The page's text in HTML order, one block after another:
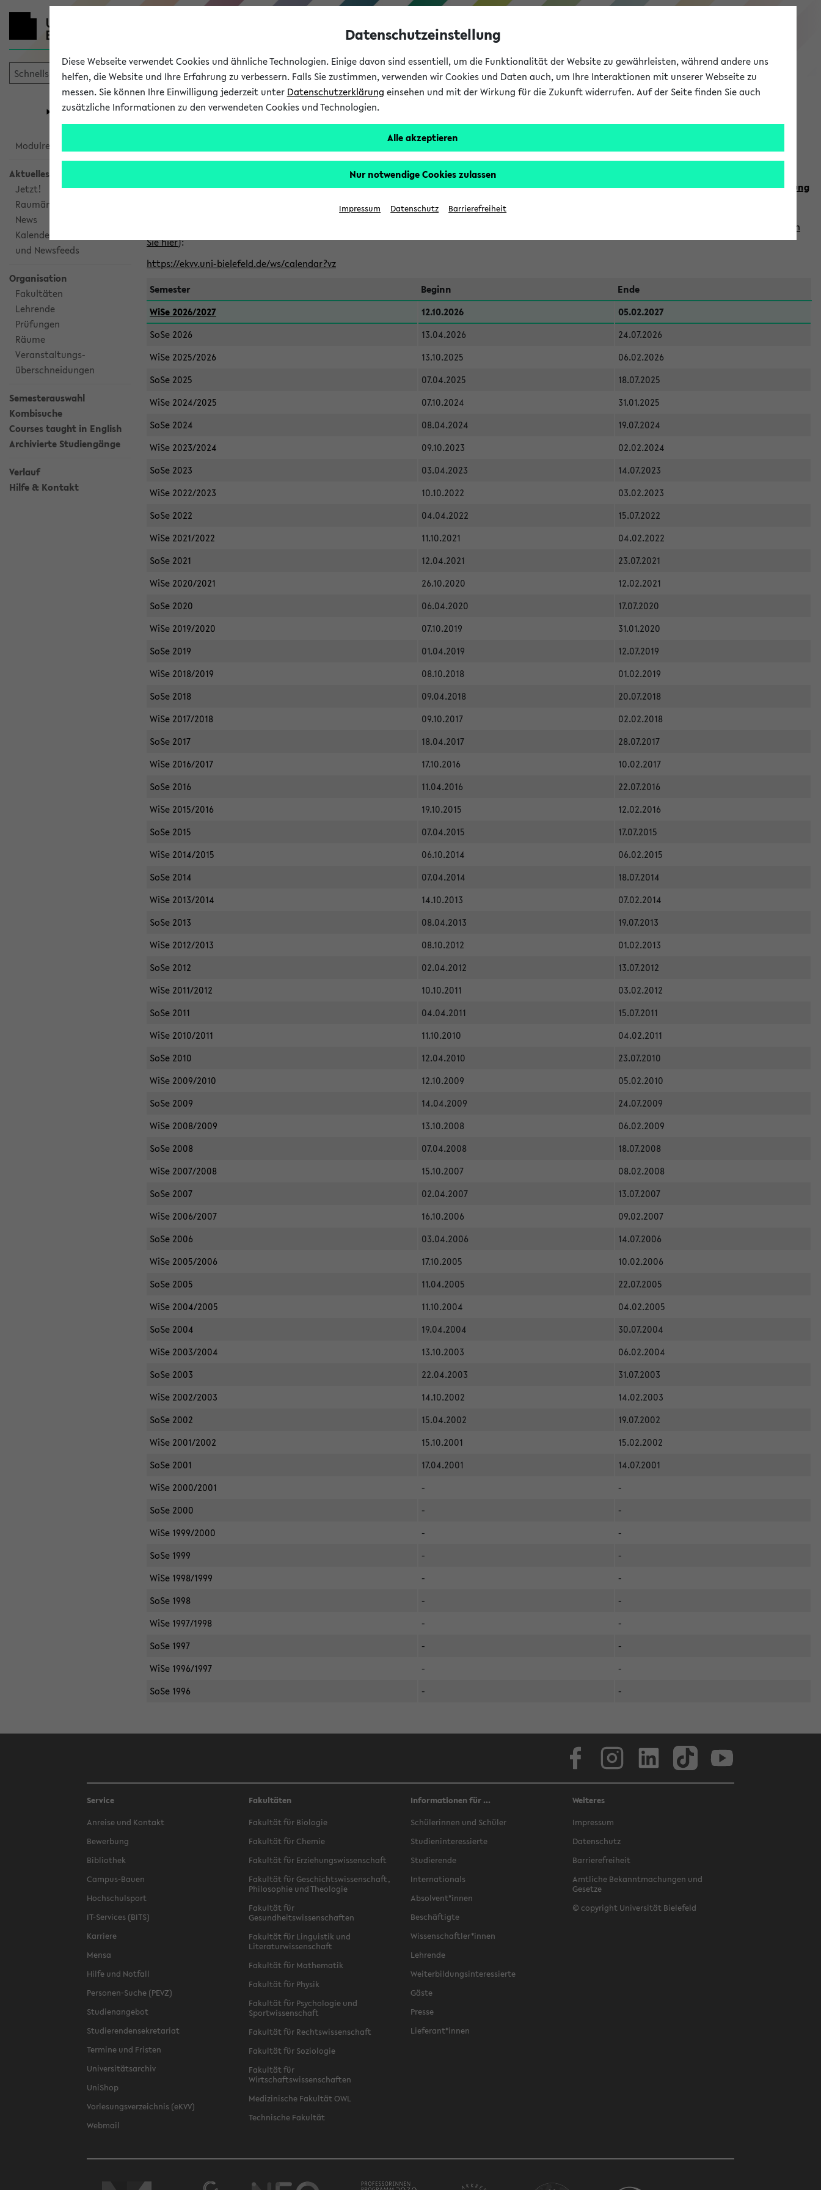
eKVV
Universität Forschung Studium
eKVV
Modulrecherche
Aktuelles
Jetzt!
Raumänderungen
News
Kalenderintegration
und Newsfeeds
Organisation
Fakultäten
Lehrende
Prüfungen
Räume
Veranstaltungs-
überschneidungen
Semesterauswahl
Kombisuche
Courses taught in English
Archivierte Studiengänge
Verlauf
Hilfe & Kontakt
Alle veröffentlichten Semester im eKVV
Klicken Sie auf das Semester, welches Sie für Ihre Sitzung auswählen möchten. Bitte beachten Sie auch die weiteren Termine imKalender der Lehrplanung
finden
Sie hier):
https://ekvv.uni-bielefeld.de/ws/calendar?vz
Semester
Beginn
Ende
WiSe 2026/2027
12.10.2026
05.02.2027
SoSe 2026
13.04.2026
24.07.2026
WiSe 2025/2026
13.10.2025
06.02.2026
SoSe 2025
07.04.2025
18.07.2025
WiSe 2024/2025
07.10.2024
31.01.2025
SoSe 2024
08.04.2024
19.07.2024
WiSe 2023/2024
09.10.2023
02.02.2024
SoSe 2023
03.04.2023
14.07.2023
WiSe 2022/2023
10.10.2022
03.02.2023
SoSe 2022
04.04.2022
15.07.2022
WiSe 2021/2022
11.10.2021
04.02.2022
SoSe 2021
12.04.2021
23.07.2021
WiSe 2020/2021
26.10.2020
12.02.2021
SoSe 2020
06.04.2020
17.07.2020
WiSe 2019/2020
07.10.2019
31.01.2020
SoSe 2019
01.04.2019
12.07.2019
WiSe 2018/2019
08.10.2018
01.02.2019
SoSe 2018
09.04.2018
20.07.2018
WiSe 2017/2018
09.10.2017
02.02.2018
SoSe 2017
18.04.2017
28.07.2017
WiSe 2016/2017
17.10.2016
10.02.2017
SoSe 2016
11.04.2016
22.07.2016
WiSe 2015/2016
19.10.2015
12.02.2016
SoSe 2015
07.04.2015
17.07.2015
WiSe 2014/2015
06.10.2014
06.02.2015
SoSe 2014
07.04.2014
18.07.2014
WiSe 2013/2014
14.10.2013
07.02.2014
SoSe 2013
08.04.2013
19.07.2013
WiSe 2012/2013
08.10.2012
01.02.2013
SoSe 2012
02.04.2012
13.07.2012
WiSe 2011/2012
10.10.2011
03.02.2012
SoSe 2011
04.04.2011
15.07.2011
WiSe 2010/2011
11.10.2010
04.02.2011
SoSe 2010
12.04.2010
23.07.2010
WiSe 2009/2010
12.10.2009
05.02.2010
SoSe 2009
14.04.2009
24.07.2009
WiSe 2008/2009
13.10.2008
06.02.2009
SoSe 2008
07.04.2008
18.07.2008
WiSe 2007/2008
15.10.2007
08.02.2008
SoSe 2007
02.04.2007
13.07.2007
WiSe 2006/2007
16.10.2006
09.02.2007
SoSe 2006
03.04.2006
14.07.2006
WiSe 2005/2006
17.10.2005
10.02.2006
SoSe 2005
11.04.2005
22.07.2005
WiSe 2004/2005
11.10.2004
04.02.2005
SoSe 2004
19.04.2004
30.07.2004
WiSe 2003/2004
13.10.2003
06.02.2004
SoSe 2003
22.04.2003
31.07.2003
WiSe 2002/2003
14.10.2002
14.02.2003
SoSe 2002
15.04.2002
19.07.2002
WiSe 2001/2002
15.10.2001
15.02.2002
SoSe 2001
17.04.2001
14.07.2001
WiSe 2000/2001
-
-
SoSe 2000
-
-
WiSe 1999/2000
-
-
SoSe 1999
-
-
WiSe 1998/1999
-
-
SoSe 1998
-
-
WiSe 1997/1998
-
-
SoSe 1997
-
-
WiSe 1996/1997
-
-
SoSe 1996
- -
Service
Anreise und Kontakt
Bewerbung
Bibliothek
Campus-Bauen
Hochschulsport
IT-Services (BITS)
Karriere
Mensa
Hilfe und Notfall
Personen-Suche (PEVZ)
Studienangebot
Studierendensekretariat
Termine und Fristen
Universitätsarchiv
UniShop
Vorlesungsverzeichnis (eKVV)
Webmail
Fakultäten
Fakultät für Biologie
Fakultät für Chemie
Fakultät für Erziehungswissenschaft
Fakultät für Geschichtswissenschaft,
Philosophie und Theologie
Fakultät für
Gesundheitswissenschaften
Fakultät für Linguistik und
Literaturwissenschaft
Fakultät für Mathematik
Fakultät für Physik
Fakultät für Psychologie und
Sportwissenschaft
Fakultät für Rechtswissenschaft
Fakultät für Soziologie
Fakultät für
Wirtschaftswissenschaften
Medizinische Fakultät OWL
Technische Fakultät
Informationen für ...
Schülerinnen und Schüler
Studieninteressierte
Studierende
Internationals
Absolvent*innen
Beschäftigte
Wissenschaftler*innen
Lehrende
Weiterbildungsinteressierte
Gäste
Presse
Lieferant*innen
Weiteres
Impressum
Datenschutz
Barrierefreiheit
Amtliche Bekanntmachungen und
Gesetze
© copyright Universität Bielefeld
Datenschutzeinstellung
Diese Webseite verwendet Cookies und ähnliche Technologien. Einige davon sind essentiell, um die Funktionalität der Website zu gewährleisten, während andere uns
helfen, die Website und Ihre Erfahrung zu verbessern. Falls Sie zustimmen, verwenden wir Cookies und Daten auch, um Ihre Interaktionen mit unserer Webseite zu
messen. Sie können Ihre Einwilligung jederzeit unter Datenschutzerklärung einsehen und mit der Wirkung für die Zukunft widerrufen. Auf der Seite finden Sie auch
zusätzliche Informationen zu den verwendeten Cookies und Technologien.
Alle akzeptieren
Nur notwendige Cookies zulassen
Impressum Datenschutz Barrierefreiheit